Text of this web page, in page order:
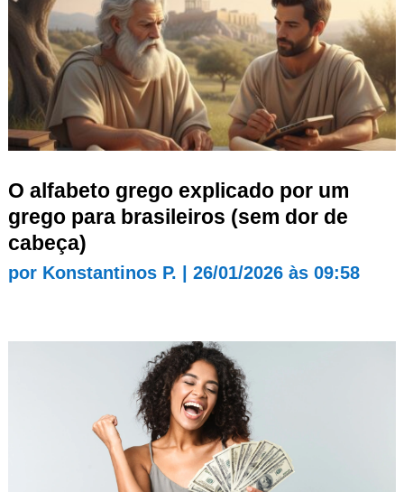
O alfabeto grego explicado por um
grego para brasileiros (sem dor de
cabeça)
por Konstantinos P. 26/01/2026 às 09:58